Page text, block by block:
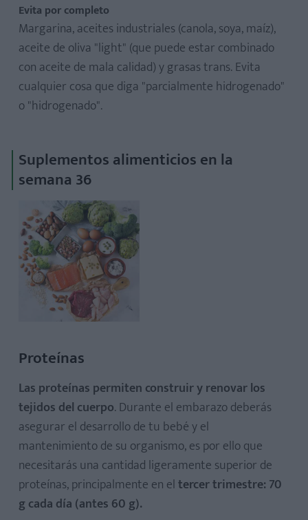
Evita por completo
Margarina, aceites industriales (canola, soya, maíz),
aceite de oliva "light" (que puede estar combinado
con aceite de mala calidad) y grasas trans. Evita
cualquier cosa que diga "parcialmente hidrogenado"
o "hidrogenado".
Suplementos alimenticios en la
semana 36
Proteínas
Las proteínas permiten construir y renovar los
tejidos del cuerpo. Durante el embarazo deberás
asegurar el desarrollo de tu bebé y el
mantenimiento de su organismo, es por ello que
necesitarás una cantidad ligeramente superior de
proteínas, principalmente en eltercer trimestre: 70
g cada día (antes 60 g).